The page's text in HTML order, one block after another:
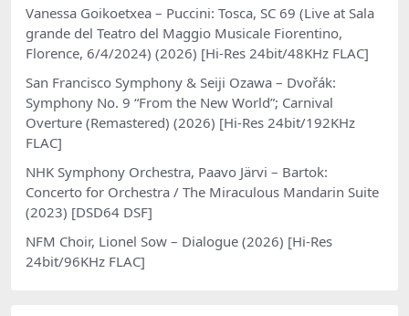
Vanessa Goikoetxea – Puccini: Tosca, SC 69 (Live at Sala
grande del Teatro del Maggio Musicale Fiorentino,
Florence, 6/4/2024) (2026) [Hi-Res 24bit/48KHz FLAC]
San Francisco Symphony & Seiji Ozawa – Dvořák:
Symphony No. 9 “From the New World”; Carnival
Overture (Remastered) (2026) [Hi-Res 24bit/192KHz
FLAC]
NHK Symphony Orchestra, Paavo Järvi – Bartok:
Concerto for Orchestra / The Miraculous Mandarin Suite
(2023) [DSD64 DSF]
NFM Choir, Lionel Sow – Dialogue (2026) [Hi-Res
24bit/96KHz FLAC]